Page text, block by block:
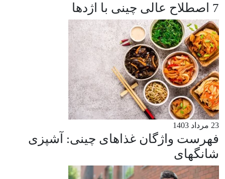
7 اصطلاح عالی چینی با اژدها
23 مرداد 1403
فهرست واژگان غذاهای چینی: آشپزی
شانگهای